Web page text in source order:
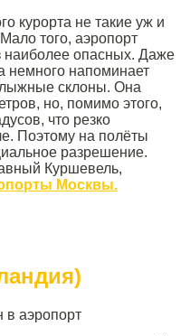
курорта не такие уж и
того, аэропорт
наиболее опасных. Даже
немного напоминает
склоны. Она
но, помимо этого,
что резко
Поэтому на полёты
разрешение.
Куршевель,
Москвы.